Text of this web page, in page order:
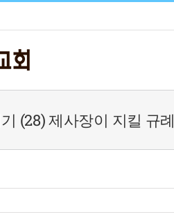
(28) 제사장이 지킬 규례